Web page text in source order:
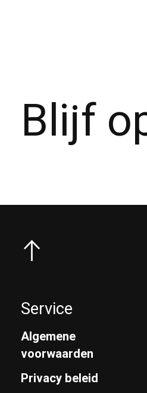
Blijf
Service
Algemene
voorwaarden
Privacy beleid